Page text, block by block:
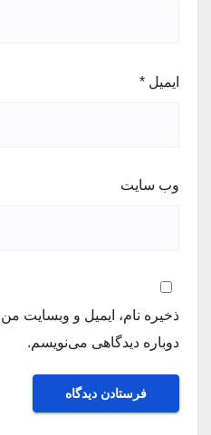
ایمیل *
وب‌ سایت
ذخیره نام، ایمیل و وبسایت
دوباره دیدگاهی می‌نویسم.